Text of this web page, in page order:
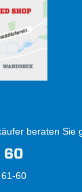
beraten Sie
60
60